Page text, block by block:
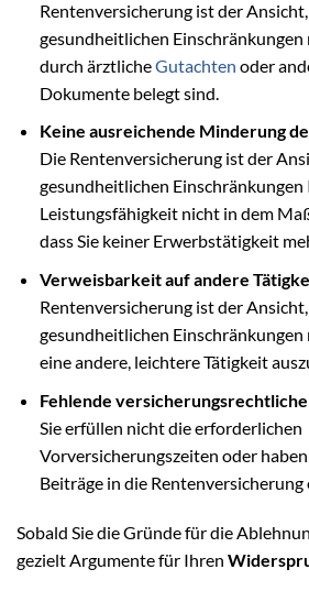
Rentenversicherung ist der
gesundheitlichen Einschränkungen
durch ärztlicheGutachten oder
Dokumente belegt sind.
Keine ausreichende Minderung
Die Rentenversicherung ist der
gesundheitlichen Einschränkungen
Leistungsfähigkeit nicht in dem
dass Sie keiner Erwerbstätigkeit
Verweisbarkeit auf andere
Rentenversicherung ist der
gesundheitlichen Einschränkungen
eine andere, leichtere Tätigkeit
Fehlende
Sie erfüllen nicht die erforderlichen
Vorversicherungszeiten oder
Beiträge in die Rentenversicherung
Sobald Sie die Gründe für die
gezielt Argumente für Ihren